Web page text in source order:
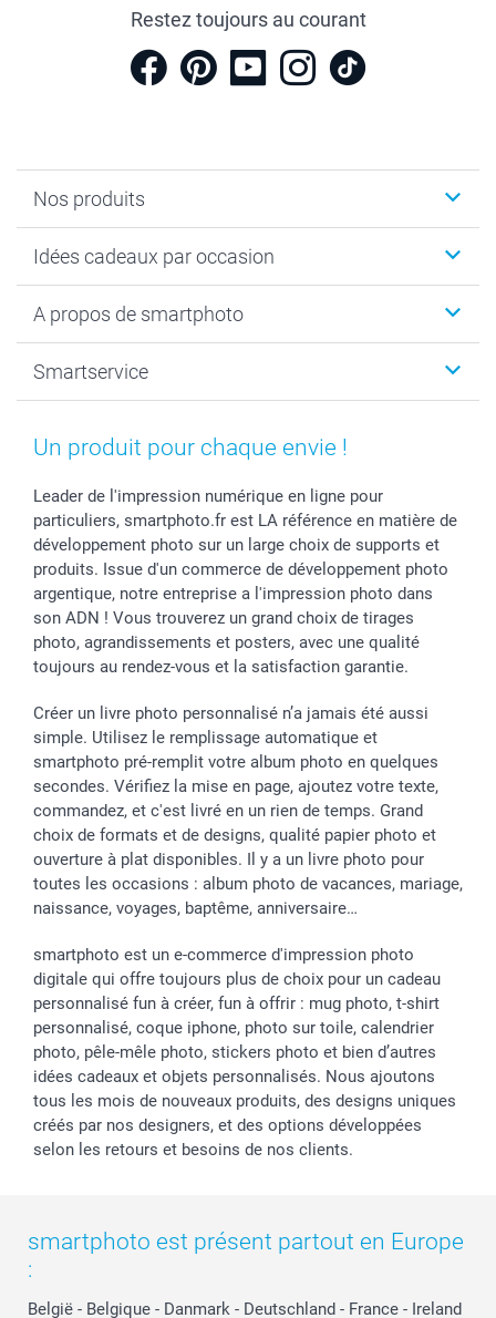
Restez toujours au courant
Nos produits
Calendrier photo & Agenda photo
Tirage photo & agrandissement
Faire-part & Cartes
Coques smartphone
Cadres photo & accessoires déco
Dénicheur d'idées cadeau
Idées cadeaux par occasion
Anniversaire
Naissance & baptême
Fête des Mères
Communion
Baptême
Toussaint
Rentrée des classes
Saint-Valentin
Vacances
A propos de smartphoto
Plan du site
Droit de rétraction
Vie privée
Gestion des cookies
Tarifs
Partenariats & Influence
Investisseurs
Smartservice
Aide
smartfriends
Livraison
Modes de paiement
Grandes quantités
Statut de ma commande
Un produit pour chaque envie !
Leader de l'impression numérique en ligne pour
particuliers, smartphoto.fr est LA référence en matière de
développement photo sur un large choix de supports et
produits. Issue d'un commerce de développement photo
argentique, notre entreprise a l'impression photo dans
son ADN ! Vous trouverez un grand choix de tirages
photo, agrandissements et posters, avec une qualité
toujours au rendez-vous et la satisfaction garantie.
Créer un livre photo personnalisé n’a jamais été aussi
simple. Utilisez le remplissage automatique et
smartphoto pré-remplit votre album photo en quelques
secondes. Vérifiez la mise en page, ajoutez votre texte,
commandez, et c'est livré en un rien de temps. Grand
choix de formats et de designs, qualité papier photo et
ouverture à plat disponibles. Il y a un livre photo pour
toutes les occasions : album photo de vacances, mariage,
naissance, voyages, baptême, anniversaire…
smartphoto est un e-commerce d'impression photo
digitale qui offre toujours plus de choix pour un cadeau
personnalisé fun à créer, fun à offrir : mug photo, t-shirt
personnalisé, coque iphone, photo sur toile, calendrier
photo, pêle-mêle photo, stickers photo et bien d’autres
idées cadeaux et objets personnalisés. Nous ajoutons
tous les mois de nouveaux produits, des designs uniques
créés par nos designers, et des options développées
selon les retours et besoins de nos clients.
smartphoto est présent partout en Europe
:
België - Belgique - Danmark - Deutschland - France - Ireland